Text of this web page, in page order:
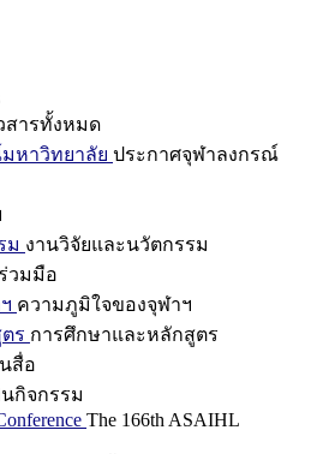
สารทั้งหมด
หาวิทยาลัย ประกาศจุฬาลงกรณ์
ม งานวิจัยและนวัตกรรม
วมมือ
ความภูมิใจของจุฬาฯ
ร การศึกษาและหลักสูตร
สื่อ
กิจกรรม
The 166th ASAIHL